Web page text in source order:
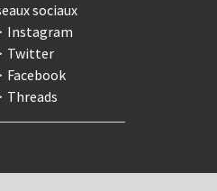
sociaux
Instagram
Twitter
Facebook
Threads